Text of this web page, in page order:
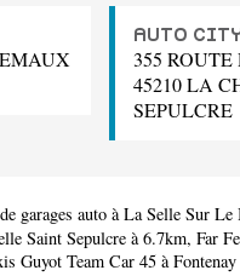
AUTO
355
45210 LA
SEPULCRE
garages auto à La Selle Sur Le
Saint Sepulcre à 6.7km, Far
Guyot Team Car 45 à